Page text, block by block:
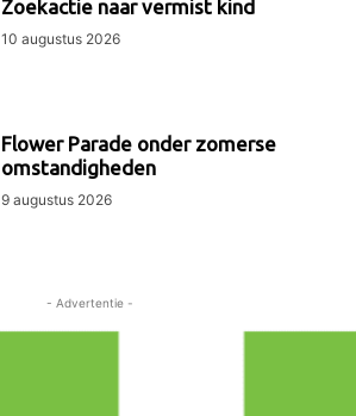
Zoekactie naar vermist kind
10 augustus 2026
Flower Parade onder zomerse
omstandigheden
9 augustus 2026
- Advertentie -